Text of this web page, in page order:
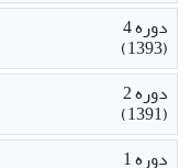
دوره 4
(1393)
دوره 2
(1391)
دوره 1